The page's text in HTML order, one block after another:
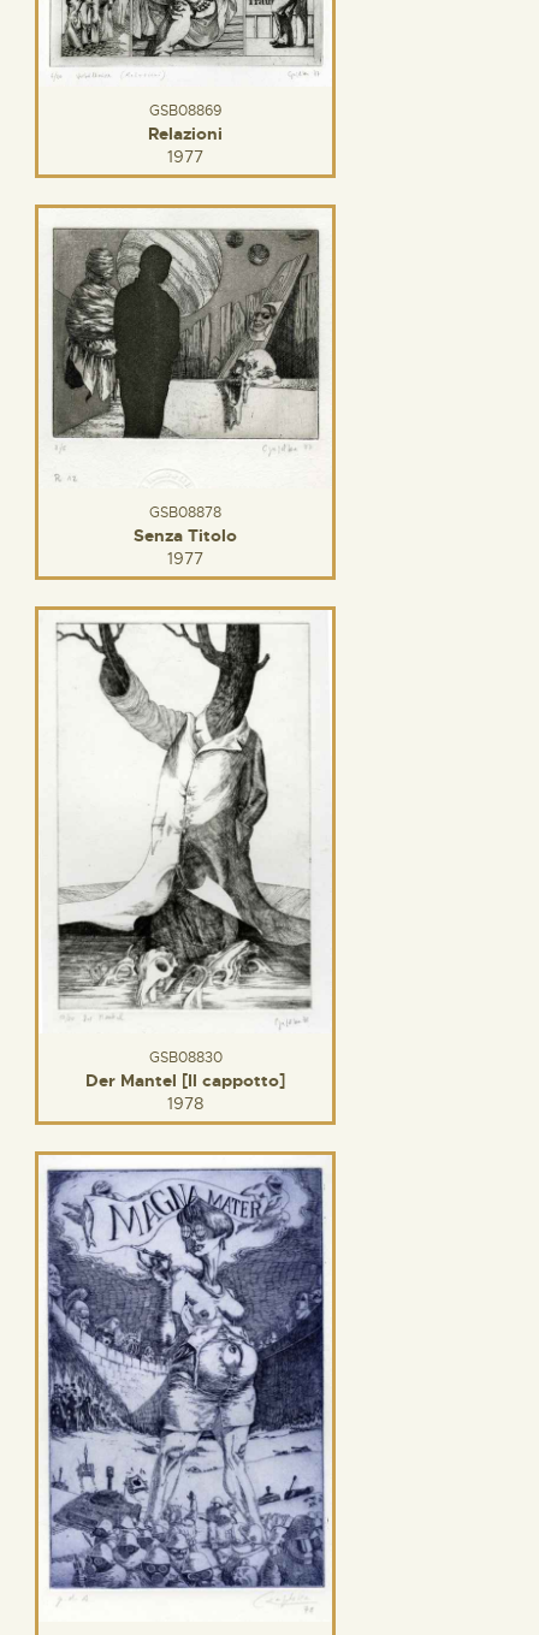
GSB08869
Relazioni
1977
GSB08878
Senza Titolo
1977
GSB08830
Der Mantel [Il cappotto]
1978